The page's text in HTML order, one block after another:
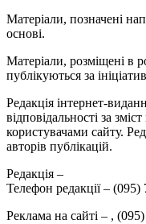
Матеріали, позначені
основі.
Матеріали, розміщені в
публікуються за
Редакція інтернет-
відповідальності за
користувачами сайту.
авторів публікацій.
Редакція –
Телефон редакції – (095)
Реклама на сайті – ,